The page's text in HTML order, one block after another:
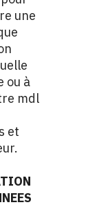
une
ou à
mdl
et